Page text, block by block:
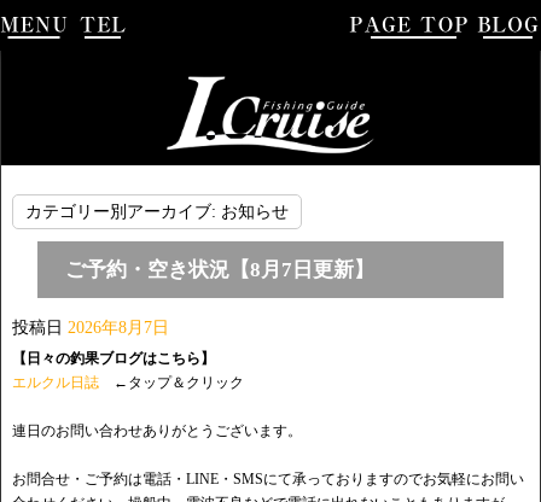
カテゴリー別アーカイブ: お知らせ
ご予約・空き状況【8月7日更新】
投稿日 2026年8月7日
【日々の釣果ブログはこちら】
エルクル日誌 ←タップ＆クリック
連日のお問い合わせありがとうございます。
お問合せ・ご予約は電話・LINE・SMSにて承っておりますのでお気軽にお問い